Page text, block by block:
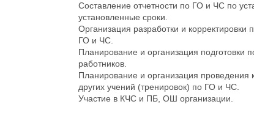
Составление отчетности по ГО и ЧС по
установленные сроки.
Организация разработки и
ГО и ЧС.
Планирование и организация подготовки
работников.
Планирование и организация
других учений (тренировок) по ГО и ЧС.
Участие в КЧС и ПБ, ОШ организации.